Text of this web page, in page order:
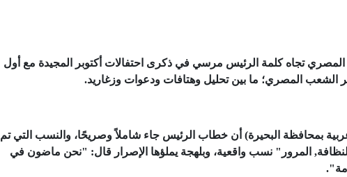
تجاه كلمة الرئيس مرسي في ذكرى احتفالات أكتوبر المجيدة مع أول
الشعب المصري؛ ما بين تحليل وهتافات ودعوات وزغاريد.
بمحافظة البحيرة) أن خطاب الرئيس جاء شاملاً وصريحًا، والنسب التي تم
النظافة, المرور" نسب واقعية، وبلهجة يملؤها الإصرار قال: "نحن ماضون في